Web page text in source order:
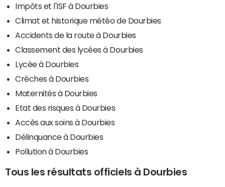
Impôts et l'ISF à Dourbies
Climat et historique météo de Dourbies
Accidents de la route à Dourbies
Classement des lycées à Dourbies
Lycée à Dourbies
Crèches à Dourbies
Maternités à Dourbies
Etat des risques à Dourbies
Accès aux soins à Dourbies
Délinquance à Dourbies
Pollution à Dourbies
Tous les résultats officiels à Dourbies